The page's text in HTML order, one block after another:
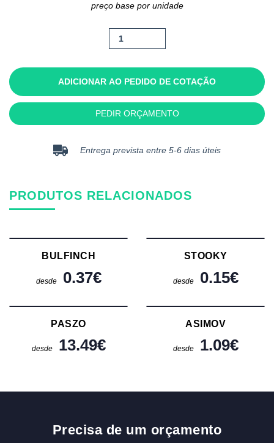
preço base por unidade
Quantidade
de
Hawkins
ADICIONAR AO PEDIDO DE COTAÇÃO
PEDIR ORÇAMENTO
Entrega prevista entre 5-6 dias úteis
PRODUTOS RELACIONADOS
BULFINCH
desde 0.37€
STOOKY
desde 0.15€
PASZO
desde 13.49€
ASIMOV
desde 1.09€
Precisa de um orçamento